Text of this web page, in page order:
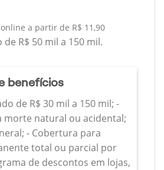
a partir de R$ 11,90
R$ 50 mil a 150 mil.
benefícios
de R$ 30 mil a 150 mil; -
morte natural ou acidental;
- Cobertura para
total ou parcial por
de descontos em lojas,